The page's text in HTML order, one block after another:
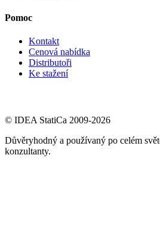
Pomoc
Kontakt
Cenová nabídka
Distributoři
Ke stažení
© IDEA StatiCa 2009-2026
Důvěryhodný a používaný po celém
konzultanty.